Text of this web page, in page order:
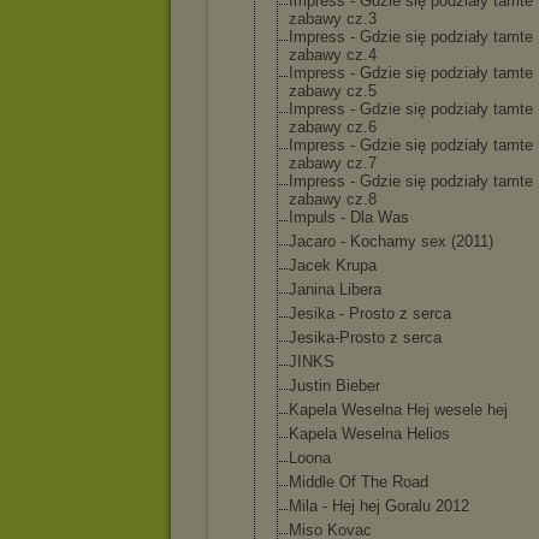
zabawy cz.3
Impress - Gdzie się podziały tamte
zabawy cz.4
Impress - Gdzie się podziały tamte
zabawy cz.5
Impress - Gdzie się podziały tamte
zabawy cz.6
Impress - Gdzie się podziały tamte
zabawy cz.7
Impress - Gdzie się podziały tamte
zabawy cz.8
Impuls - Dla Was
Jacaro - Kochamy sex (2011)
Jacek Krupa
Janina Libera
Jesika - Prosto z serca
Jesika-Prosto z serca
JINKS
Justin Bieber
Kapela Weselna Hej wesele hej
Kapela Weselna Helios
Loona
Middle Of The Road
Mila - Hej hej Goralu 2012
Miso Kovac